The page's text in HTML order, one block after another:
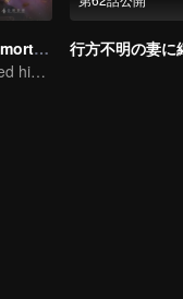
Legend of Immortals
The boy changed his life into a king